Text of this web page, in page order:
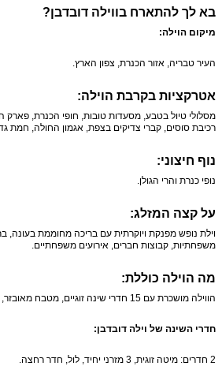
בא לך להתארח בווילה דובדבן?
מיקום הוילה:
העיר טבריה, אזור הכנרת, צפון הארץ.
אטרקציות בקרבת הוילה:
מסלולי טיול בטבע, מסעדות טובות, חופי הכנרת, פארק
רכיבת סוסים, קברי צדיקים בצפת, אגמון החולה, חמת
נוף חיצוני:
נופי כנרת והרי הגולן.
על קצה המזלג:
משפחתיות, קבוצות חברים, אירועים משפחתיים.
מה הוילה כוללת:
הווילה מושכרת עם 15 חדרי שינה זוגיים, מטבח מאובזר, פינת אוכל, סלון משפחתי, חצר נופש עם בריכה בנויה מחוממת ומקורה בעונה.
חדרי השינה של וילה דובדבן:
2 חדרים: מיטה זוגית, 3 מזרני יחיד, לול, חדר רחצה.